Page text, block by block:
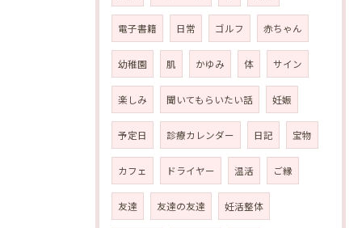
電子書籍 日常 ゴルフ 赤ちゃん
幼稚園 肌 かゆみ 体 サイン
楽しみ 聞いてもらいたい話 妊娠
予定日 診療カレンダー 日記 宝物
カフェ ドライヤー 温活 ご縁
友達 友達の友達 妊活整体